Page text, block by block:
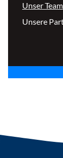
Unser Team
Unsere